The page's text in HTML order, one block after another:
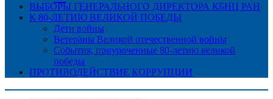
ВЫБОРЫ ГЕНЕРАЛЬНОГО ДИРЕКТОРА КБНЦ РАН
К 80-ЛЕТИЮ ВЕЛИКОЙ ПОБЕДЫ
Дети войны
Ветераны Великой отечественной войны
События, приуроченные 80-летию великой
победы
ПРОТИВОДЕЙСТВИЕ КОРРУПЦИИ